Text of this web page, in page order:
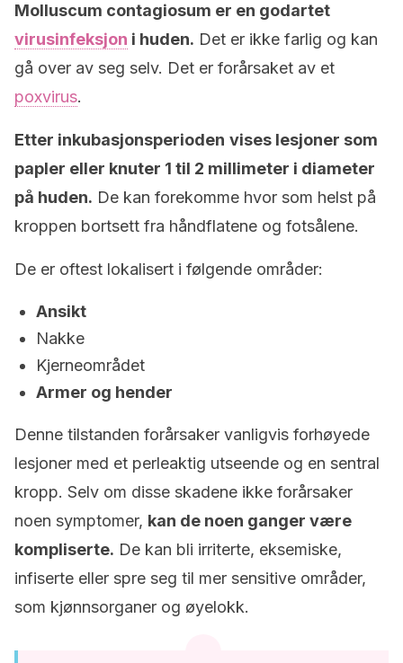
Molluscum contagiosum er en godartet
virusinfeksjon i huden. Det er ikke farlig og kan
gå over av seg selv. Det er forårsaket av et
poxvirus.
Etter inkubasjonsperioden vises lesjoner som
papler eller knuter 1 til 2 millimeter i diameter
på huden. De kan forekomme hvor som helst på
kroppen bortsett fra håndflatene og fotsålene.
De er oftest lokalisert i følgende områder:
Ansikt
Nakke
Kjerneområdet
Armer og hender
Denne tilstanden forårsaker vanligvis forhøyede
lesjoner med et perleaktig utseende og en sentral
kropp. Selv om disse skadene ikke forårsaker
noen symptomer, kan de noen ganger være
kompliserte. De kan bli irriterte, eksemiske,
infiserte eller spre seg til mer sensitive områder,
som kjønnsorganer og øyelokk.